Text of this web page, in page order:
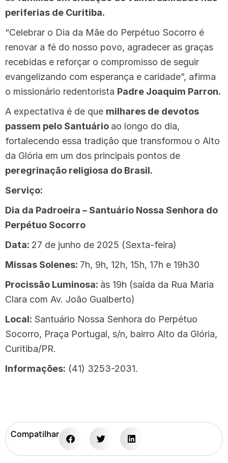
periferias de Curitiba.
“Celebrar o Dia da Mãe do Perpétuo Socorro é
renovar a fé do nosso povo, agradecer as graças
recebidas e reforçar o compromisso de seguir
evangelizando com esperança e caridade”, afirma
o missionário redentorista Padre Joaquim Parron.
A expectativa é de que milhares de devotos
passem pelo Santuário ao longo do dia,
fortalecendo essa tradição que transformou o Alto
da Glória em um dos principais pontos de
peregrinação religiosa do Brasil.
Serviço:
Dia da Padroeira – Santuário Nossa Senhora do
Perpétuo Socorro
Data: 27 de junho de 2025 (Sexta-feira)
Missas Solenes: 7h, 9h, 12h, 15h, 17h e 19h30
Procissão Luminosa: às 19h (saída da Rua Maria
Clara com Av. João Gualberto)
Local: Santuário Nossa Senhora do Perpétuo
Socorro, Praça Portugal, s/n, bairro Alto da Glória,
Curitiba/PR.
Informações: (41) 3253-2031.
Compatilhar